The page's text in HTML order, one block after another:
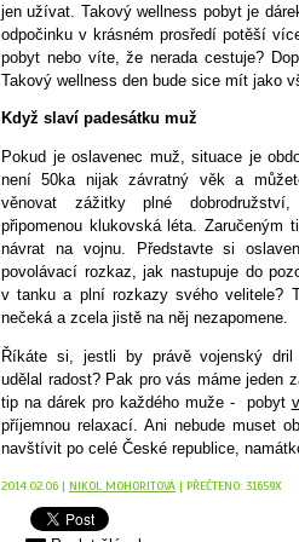
jen užívat. Takový wellness pobyt je
odpočinku v krásném prosředí potěší
pobyt nebo víte, že nerada cestuje?
Takový wellness den bude sice mít jako
Když slaví padesátku muž
Pokud je oslavenec muž, situace je
není 50ka nijak závratný věk a
věnovat zážitky plné
připomenou klukovská léta. Zaručeným
návrat na vojnu. Představte si
povolávací rozkaz, jak nastupuje do
v tanku a plní rozkazy svého velitele?
nečeká a zcela jistě na něj nezapomene.
Říkáte si, jestli by právě vojenský dril
udělal radost? Pak pro vás máme jeden
tip na dárek pro každého muže - pobyt
příjemnou relaxací. Ani nebude muset
navštívit po celé České republice,
2014.02.06 | NIKOL MOHORITOVÁ | PŘEČTENO: 31659X